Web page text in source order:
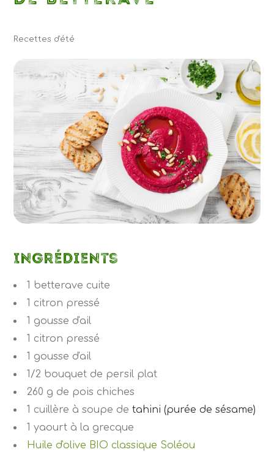
Recettes d'été
Ingrédients
1 betterave cuite
1 citron pressé
1 gousse d'ail
1 citron pressé
1 gousse d'ail
1/2 bouquet de persil plat
260 g de pois chiches
1 cuillère à soupe detahini(purée de sésame)
1 yaourt à la grecque
Huile d'olive BIO classique Soléou